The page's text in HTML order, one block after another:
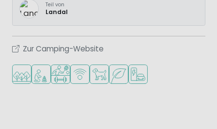
Teil von
Landal
Zur Camping-Website
In waldreicher Umgebung
Empfohlen für kleine Kinder
Viele Sportmöglichkeiten
WLAN verfügbar
Haustiere erlaubt
Grüne LageLadestation für E-Autos